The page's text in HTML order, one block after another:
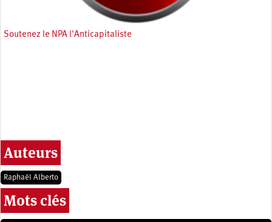
Soutenez le NPA l'Anticapitaliste
Auteurs
Raphaël Alberto
Mots clés